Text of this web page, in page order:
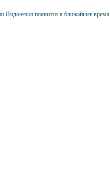
появится в ближайшее время